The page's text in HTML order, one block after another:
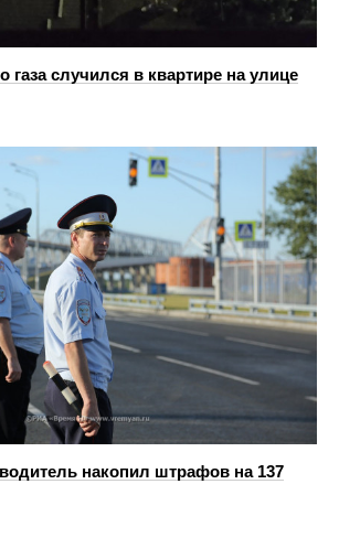
газа случился в квартире на улице
накопил штрафов на 137